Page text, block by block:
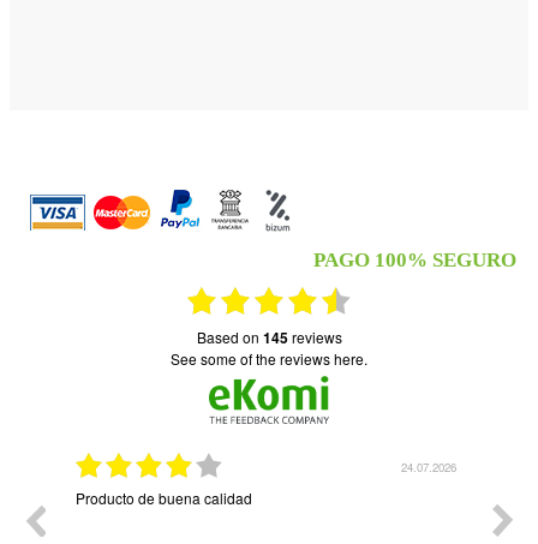
PAGO 100% SEGURO
based on 145reviews
see some of the reviews here.
24.07.2026
La facilidad con la que se puede hacer el pedido que uno